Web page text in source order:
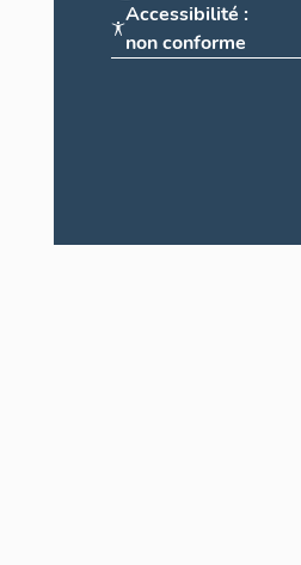
Accessibilité :
non conforme